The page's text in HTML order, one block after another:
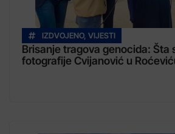
IZDVOJENO, VIJESTI
Brisanje tragova genocida: Šta
fotografije Cvijanović u